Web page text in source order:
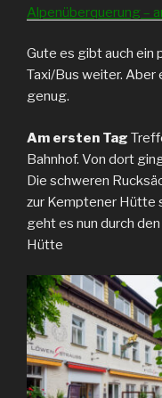
Alpenüberquerung –
Gute es gibt auch ein
Taxi/Bus weiter. Aber
genug.
Am ersten Tag
Bahnhof. Von dort
Die schweren
zur Kemptener Hütte
geht es nun durch
Hütte